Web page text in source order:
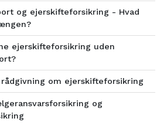
og ejerskifteforsikring - Hvad
ejerskifteforsikring uden
om ejerskifteforsikring
og